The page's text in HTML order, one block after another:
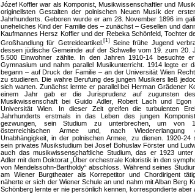
Józef Koffler war als Komponist, Musikwissenschaftler und
originellsten Gestalten der polnischen Neuen Musik der
Jahrhunderts. Geboren wurde er am 28. November 1896 im
uneheliches Kind der Familie des – zunächst – Gesellen und
Kaufmannes Hersz Koffler und der Rebeka Schönfeld, Tochter
Großhandlung für Getreideartikel. [1]
Seine frühe Jugend
dessen jüdische Gemeinde auf der Schwelle vom 19. zum 20.
5.500 Einwohner zählte. In den Jahren 1910-14 besuchte
Gymnasium und nahm parallel Musikunterricht. 1914 legte er
begann – auf Druck der Familie – an der Universität Wien
zu studieren. Die wahre Berufung des jungen Musikers ließ
sich warten. Zunächst lernte er parallel bei Herman Grädener
einem Jahr gab er die Jurisprudenz auf zugunsten
Musikwissenschaft bei Guido Adler, Robert Lach und
Universität Wien. In dieser Zeit greifen die turbulenten
Jahrhunderts erstmals in das Leben des jungen
gezwungen, sein Studium zu unterbrechen, um von
österreichischen Armee und, nach Wiedererlangung
Unabhängigkeit, in der polnischen Armee, zu dienen. 1920-24
sein privates Musikstudium bei Josef Bohuslav Förster und
auch das musikwissenschaftliche Studium, das er 1923
Adler mit dem Doktorat „Űber orchestrale Koloristik in den
von Mendelssohn-Bartholdy“ abschloss. Während seines
am Wiener Burgtheater als Korrepetitor und Chordirigent
näherte er sich der Wiener Schule an und nahm mit Alban Berg
Schönberg lernte er nie persönlich kennen, korrespondierte aber